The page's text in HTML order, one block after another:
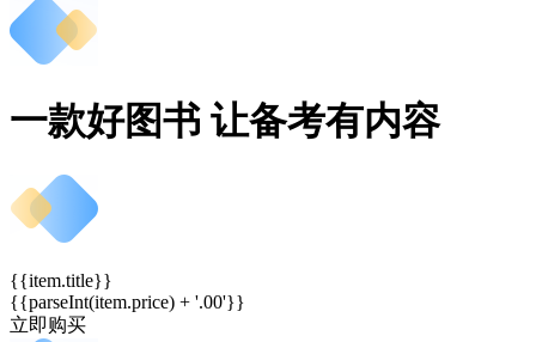
一款好图书 让备考有内容
{{item.title}}
{{parseInt(item.price) + '.00'}}
立即购买